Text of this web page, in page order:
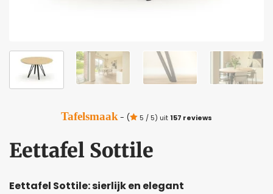
Tafelsmaak - ( 5 / 5) uit 157 reviews
Eettafel Sottile
Eettafel Sottile: sierlijk en elegant